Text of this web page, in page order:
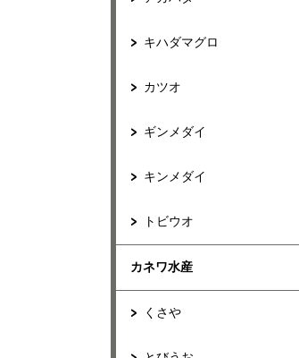
キハダマグロ
カツオ
ギンメダイ
キンメダイ
トビウオ
カネワ水産
くさや